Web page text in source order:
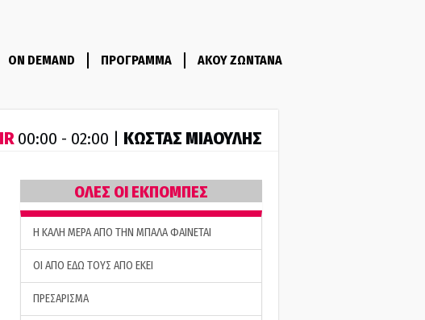
ON DEMAND ΠΡΟΓΡΑΜΜΑ ΑΚΟΥ ΖΩΝΤΑΝΑ
00:00 - 02:00 | ΚΩΣΤΑΣ ΜΙΑΟΥΛΗΣ
ΟΛΕΣ ΟΙ ΕΚΠΟΜΠΕΣ
H ΚΑΛΗ ΜΕΡΑ ΑΠΟ ΤΗΝ ΜΠΑΛΑ ΦΑΙΝΕΤΑΙ
ΟΙ ΑΠΟ ΕΔΩ ΤΟΥΣ ΑΠΟ ΕΚΕΙ
ΠΡΕΣΑΡΙΣΜΑ